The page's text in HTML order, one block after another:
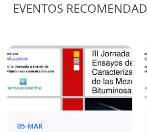
EVENTOS
05-MAR